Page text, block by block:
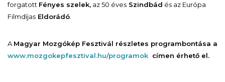
forgatott Fényes szelek, az 50 éves Szindbád és az Európa
Filmdíjas Eldorádó
A Magyar Mozgókép Fesztivál részletes programbontása a
www.mozgokepfesztival.hu/programok címen érhető el.